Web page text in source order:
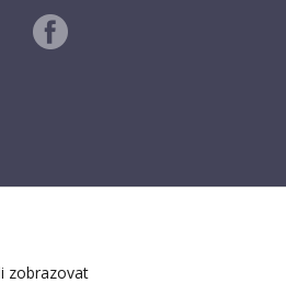
zobrazovat